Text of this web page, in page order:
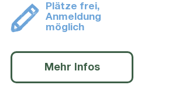
Plätze frei,
Anmeldung
möglich
Mehr Infos